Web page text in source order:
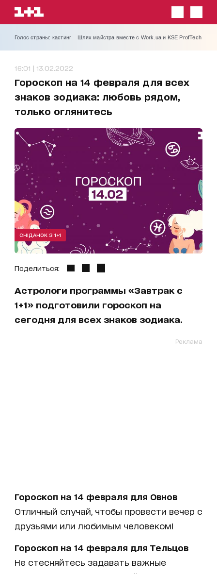
Голос страны: кастинг Шлях майстра вместе с Work.ua и KSE ProfTech
16:01 | 13.02.2022
Гороскоп на 14 февраля для всех
знаков зодиака: любовь рядом,
только оглянитесь
СНІДАНОК З 1+1
Поделиться:
Астрологи программы «Завтрак с
1+1» подготовили гороскоп на
сегодня для всех знаков зодиака.
Реклама
Гороскоп на 14 февраля для Овнов
Отличный случай, чтобы провести вечер с
друзьями или любимым человеком!
Гороскоп на 14 февраля для Тельцов
Не стесняйтесь задавать важные